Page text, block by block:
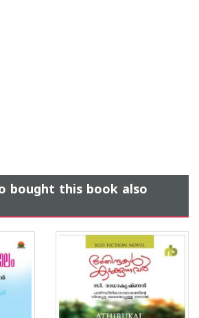
bought this book also